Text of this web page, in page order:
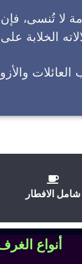
لا تُنسى، فإن
الخلابة
شامل الافطار
أنواع